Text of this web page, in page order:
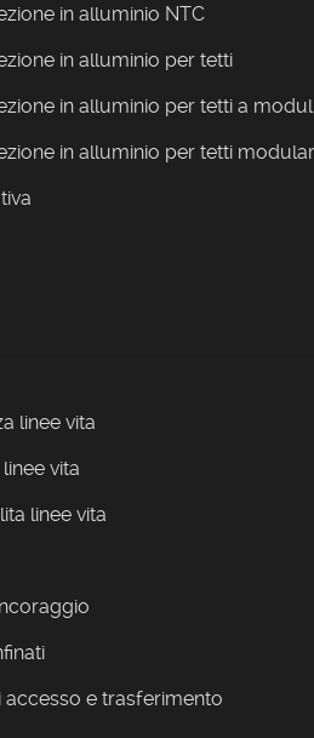
in alluminio NTC
in alluminio per tetti
in alluminio per tetti a
in alluminio per tetti
linee vita
vita
linee vita
accesso e trasferimento